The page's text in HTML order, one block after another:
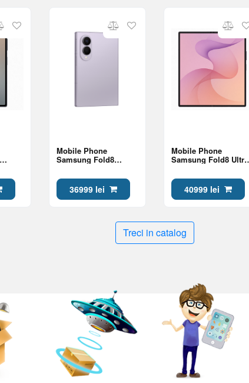
Mobile Phone
Samsung Fold8
36999 lei
Mobile Phone
Samsung Fold8 Ultra
Shadow
40999 lei
Treci in catalog